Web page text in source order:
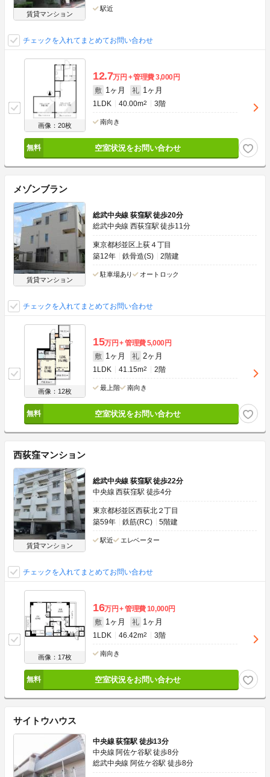
賃貸マンション
駅近
チェックを入れてまとめてお問い合わせ
画像：20枚
12.7万円 管理費3,000円
敷 1ヶ月 礼 1ヶ月
1LDK 40.00m2 3階
南向き
空室状況をお問い合わせ
メゾンブラン
賃貸マンション
総武中央線 荻窪駅 徒歩20分
総武中央線 西荻窪駅 徒歩11分
東京都杉並区上荻４丁目
築12年
鉄骨造(S) 2階建
駐車場あり オートロック
チェックを入れてまとめてお問い合わせ
画像：12枚
15万円 管理費5,000円
敷 1ヶ月 礼 2ヶ月
1LDK 41.15m2 2階
最上階 南向き
空室状況をお問い合わせ
西荻窪マンション
賃貸マンション
総武中央線 荻窪駅 徒歩22分
中央線 西荻窪駅 徒歩4分
東京都杉並区西荻北２丁目
築59年
鉄筋(RC) 5階建
駅近 エレベーター
チェックを入れてまとめてお問い合わせ
画像：17枚
16万円 管理費10,000円
敷 1ヶ月 礼 1ヶ月
1LDK 46.42m2 3階
南向き
空室状況をお問い合わせ
サイトウハウス
中央線 荻窪駅 徒歩13分
中央線 阿佐ケ谷駅 徒歩8分
総武中央線 阿佐ケ谷駅 徒歩8分